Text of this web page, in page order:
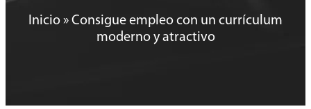
Inicio » Consigue empleo con un currículum
moderno y atractivo